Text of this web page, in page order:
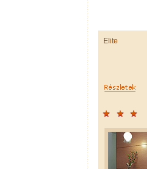
Elite